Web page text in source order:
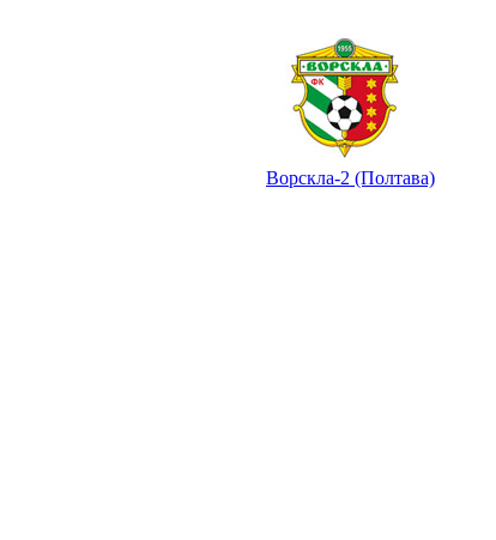
Ворскла-2 (Полтава)